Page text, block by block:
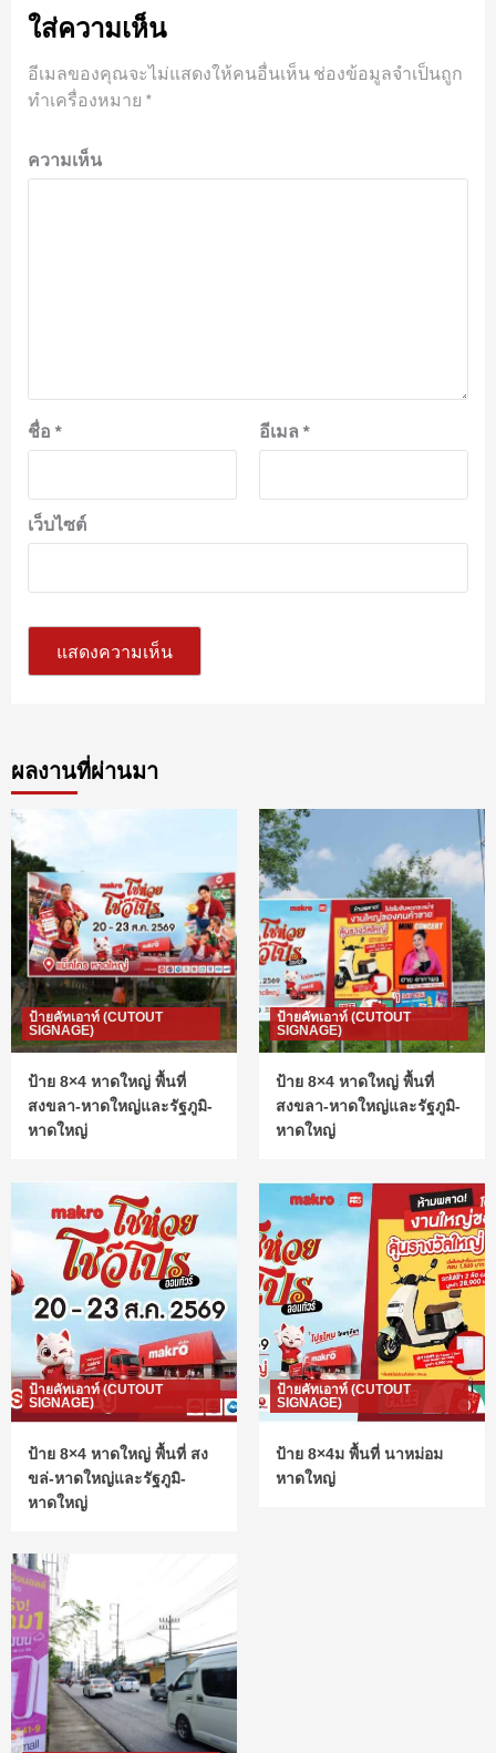
ใส่ความเห็น
อีเมลของคุณจะไม่แสดงให้คนอื่นเห็น ช่องข้อมูลจำเป็นถูก
ทำเครื่องหมาย *
ความเห็น
ชื่อ * อีเมล *
เว็บไซต์
ผลงานที่ผ่านมา
ป้ายคัทเอาท์ (CUTOUT
SIGNAGE)
ป้าย 8×4 หาดใหญ่ พื้นที่
สงขลา-หาดใหญ่และรัฐภูมิ-
หาดใหญ่
ป้ายคัทเอาท์ (CUTOUT
SIGNAGE)
ป้าย 8×4 หาดใหญ่ พื้นที่
สงขลา-หาดใหญ่และรัฐภูมิ-
หาดใหญ่
ป้ายคัทเอาท์ (CUTOUT
SIGNAGE)
ป้าย 8×4 หาดใหญ่ พื้นที่ สง
ขล่-หาดใหญ่และรัฐภูมิ-
หาดใหญ่
ป้ายคัทเอาท์ (CUTOUT
SIGNAGE)
ป้าย 8×4ม พื้นที่ นาหม่อม
หาดใหญ่